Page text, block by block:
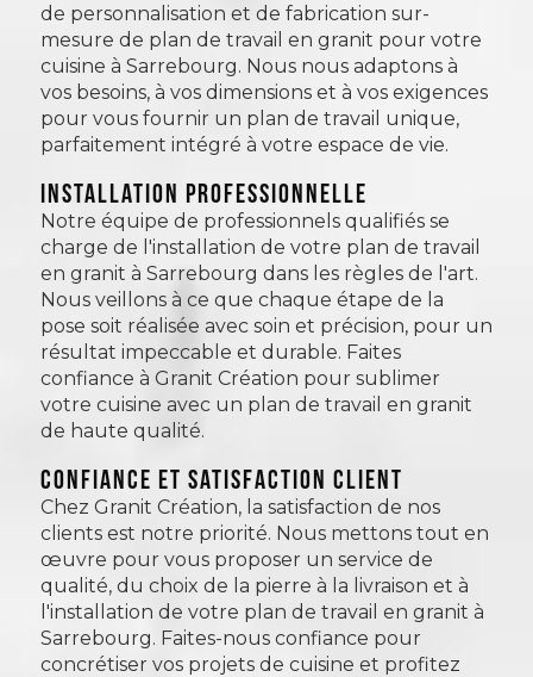
de personnalisation et de fabrication sur-
mesure de plan de travail en granit pour votre
cuisine à Sarrebourg. Nous nous adaptons à
vos besoins, à vos dimensions et à vos exigences
pour vous fournir un plan de travail unique,
parfaitement intégré à votre espace de vie.
Installation professionnelle
Notre équipe de professionnels qualifiés se
charge de l'installation de votre plan de travail
en granit à Sarrebourg dans les règles de l'art.
Nous veillons à ce que chaque étape de la
pose soit réalisée avec soin et précision, pour un
résultat impeccable et durable. Faites
confiance à Granit Création pour sublimer
votre cuisine avec un plan de travail en granit
de haute qualité.
Confiance et satisfaction client
Chez Granit Création, la satisfaction de nos
clients est notre priorité. Nous mettons tout en
œuvre pour vous proposer un service de
qualité, du choix de la pierre à la livraison et à
l'installation de votre plan de travail en granit à
Sarrebourg. Faites-nous confiance pour
concrétiser vos projets de cuisine et profitez